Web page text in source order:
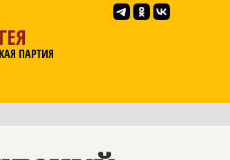
ПАРТИЯ